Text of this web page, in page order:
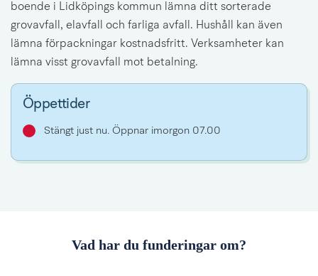
boende i Lidköpings kommun lämna ditt sorterade
grovavfall, elavfall och farliga avfall. Hushåll kan även
lämna förpackningar kostnadsfritt. Verksamheter kan
lämna visst grovavfall mot betalning.
Öppettider
Stängt just nu. Öppnar imorgon 07.00
Vad har du funderingar om?